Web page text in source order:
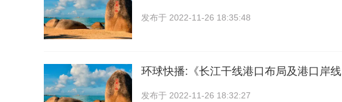
发布于 2022-11-26 18:35:48
环球快播:《长江干线港口布局及港口岸线
发布于 2022-11-26 18:32:27